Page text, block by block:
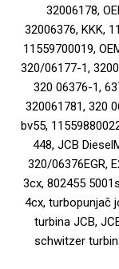
32006178,
32006376, KKK,
11559700019,
320/06177-1,
320 06376-1,
320061781, 320
bv55,
448, JCB
320/06376EGR,
3cx, 802455
4cx, turbopunjač
turbina JCB,
schwitzer